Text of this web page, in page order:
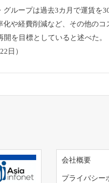
グループは過去3カ月で運賃を
化や経費削減など、その他のコ
開を目標としていると述べた。
日）
会社概要
プライバシー